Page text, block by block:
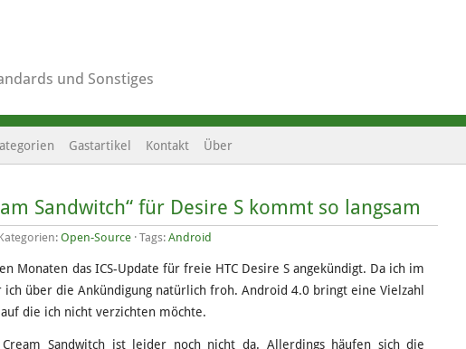
und Sonstiges
Gastartikel Kontakt Über
Sandwitch“ für Desire S kommt so langsam
Open-Source · Tags: Android
Monaten das ICS-Update für freie HTC Desire S angekündigt. Da ich im
ich über die Ankündigung natürlich froh. Android 4.0 bringt eine Vielzahl
die ich nicht verzichten möchte.
Sandwitch ist leider noch nicht da. Allerdings häufen sich die